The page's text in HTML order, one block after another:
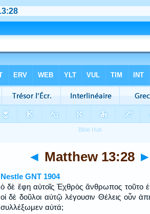
◄ Matthew 13:28 ►
Nestle GNT 1904
ὁ δὲ ἔφη αὐτοῖς Ἐχθρὸς ἄνθρωπος τοῦτο
οἱ δὲ δοῦλοι αὐτῷ λέγουσιν Θέλεις οὖν
συλλέξωμεν αὐτά;